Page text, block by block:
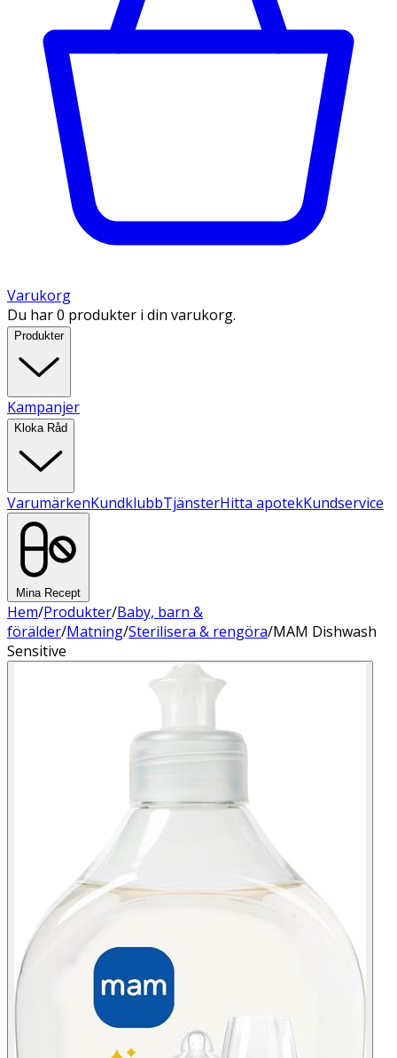
Varukorg
Du har 0 produkter i din varukorg.
Produkter
Kampanjer
Kloka Råd
VarumärkenKundklubbTjänsterHitta apotekKundservice
Mina Recept
Hem/Produkter/Baby, barn &
förälder/Matning/Sterilisera & rengöra/MAM Dishwash
Sensitive